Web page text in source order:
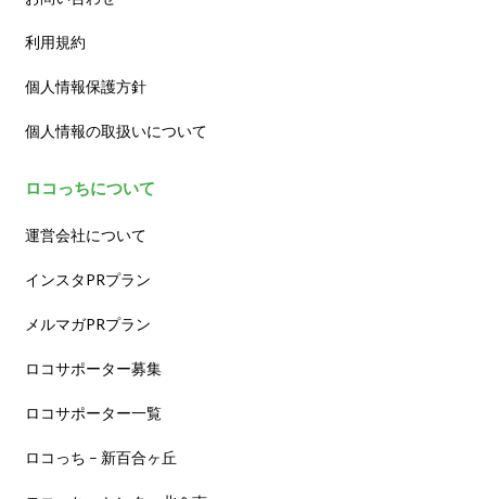
利用規約
個人情報保護方針
個人情報の取扱いについて
ロコっちについて
運営会社について
インスタPRプラン
メルマガPRプラン
ロコサポーター募集
ロコサポーター一覧
ロコっち – 新百合ヶ丘